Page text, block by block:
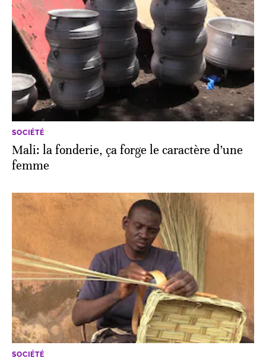
SOCIÉTÉ
Mali: la fonderie, ça forge le caractère d’une
femme
SOCIÉTÉ